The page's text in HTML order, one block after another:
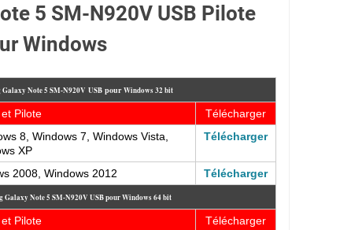
5 SM-N920V USB Pilote
Windows
Galaxy Note 5 SM-N920V USB pour Windows 32 bit
Pilote
Télécharger
8, Windows 7, Windows Vista,
XP
Télécharger
2008, Windows 2012 Télécharger
Galaxy Note 5 SM-N920V USBpour Windows 64 bit
Pilote
Télécharger